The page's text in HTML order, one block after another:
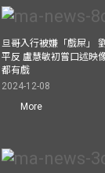
旦哥入行被嫌「戲屎」
平反 盧慧敏初嘗口述映
都有戲
2024-12-08
More